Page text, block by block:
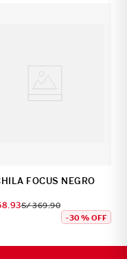
FOCUS NEGRO
93S/369.90
-30 % OFF